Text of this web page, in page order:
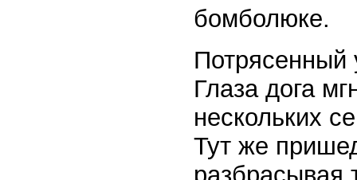
бомболюке.
Потрясенный
Глаза дога
нескольких
Тут же